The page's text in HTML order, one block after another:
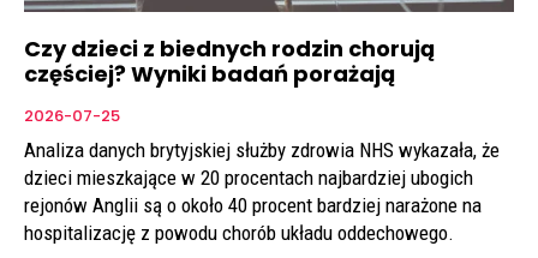
Czy dzieci z biednych rodzin chorują
częściej? Wyniki badań porażają
2026-07-25
Analiza danych brytyjskiej służby zdrowia NHS wykazała, że
dzieci mieszkające w 20 procentach najbardziej ubogich
rejonów Anglii są o około 40 procent bardziej narażone na
hospitalizację z powodu chorób układu oddechowego.